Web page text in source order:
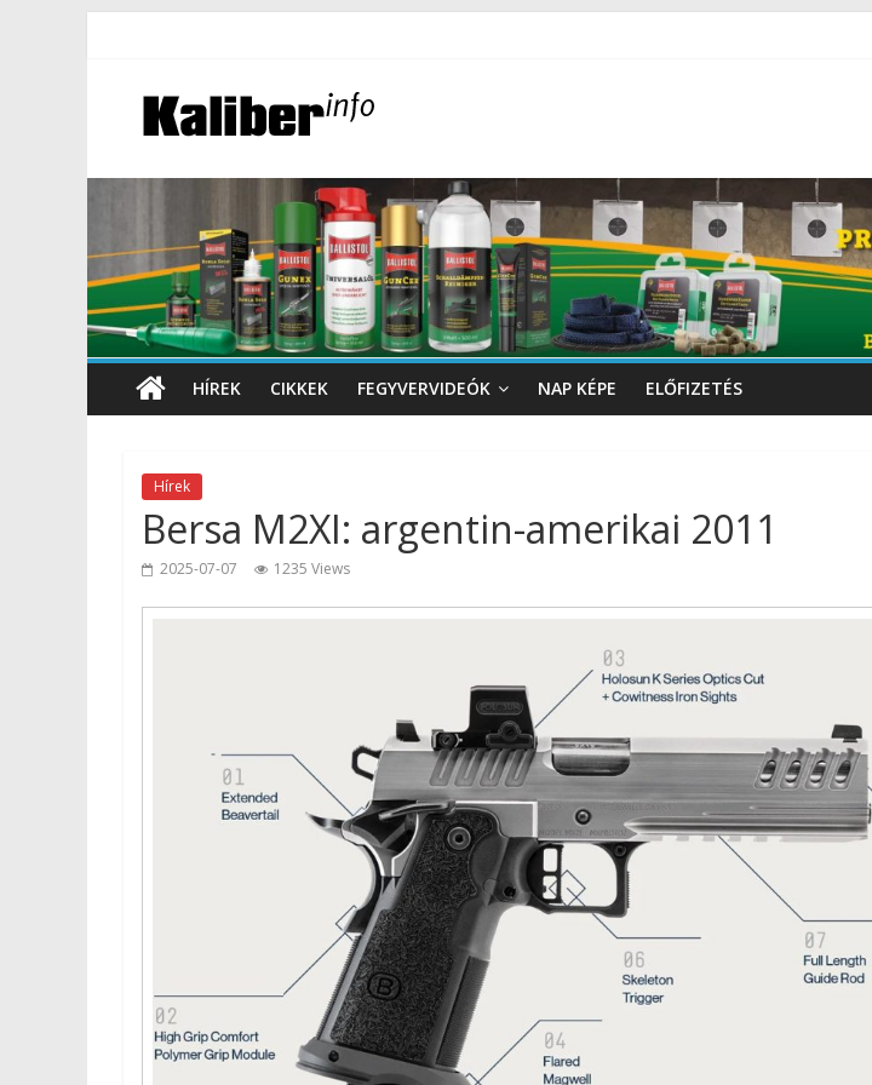
HÍREK CIKKEK FEGYVERVIDEÓK NAP KÉPE ELŐFIZETÉS
Hírek
Bersa M2XI: argentin-amerikai 2011
2025-07-07 1235 Views